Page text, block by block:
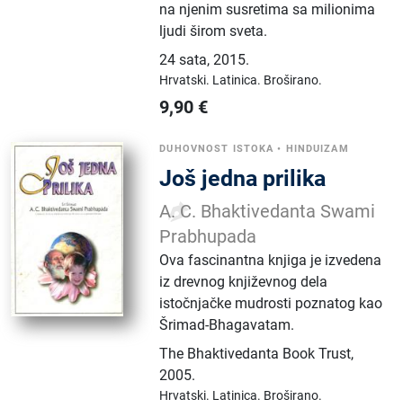
na njenim susretima sa milionima
ljudi širom sveta.
24 sata,2015.
Hrvatski. Latinica. Broširano.
9,90 €
DUHOVNOST ISTOKA • HINDUIZAM
Još jedna prilika
A. C. Bhaktivedanta Swami
Prabhupada
Ova fascinantna knjiga je izvedena
iz drevnog književnog dela
istočnjačke mudrosti poznatog kao
Šrimad-Bhagavatam.
The Bhaktivedanta Book Trust,
2005.
Hrvatski. Latinica. Broširano.